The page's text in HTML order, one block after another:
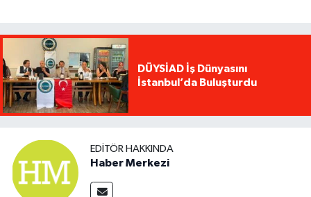
DÜYSİAD İş Dünyasını
İstanbul’da Buluşturdu
EDITÖR HAKKINDA
Haber Merkezi